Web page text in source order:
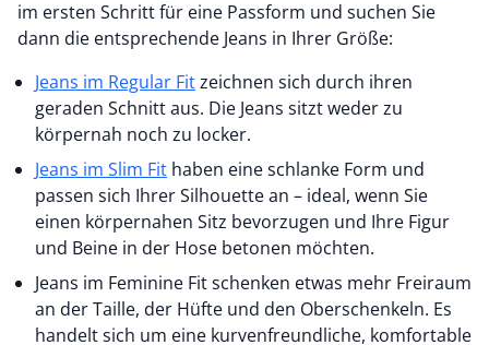
im ersten Schritt für eine Passform und suchen Sie
dann die entsprechende Jeans in Ihrer Größe:
Jeans im Regular Fit
geraden Schnitt aus. Die Jeans sitzt weder zu
körpernah noch zu locker.
Jeans im Slim Fit
passen sich Ihrer Silhouette an – ideal, wenn Sie
einen körpernahen Sitz bevorzugen und Ihre Figur
und Beine in der Hose betonen möchten.
Jeans im Feminine Fit schenken etwas mehr Freiraum
an der Taille, der Hüfte und den Oberschenkeln. Es
handelt sich um eine kurvenfreundliche, komfortable